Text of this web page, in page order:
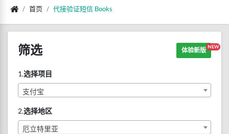
首页 代接验证短信 Books
筛选 体验新版 NEW
1.选择项目
支付宝
2.选择地区
厄立特里亚